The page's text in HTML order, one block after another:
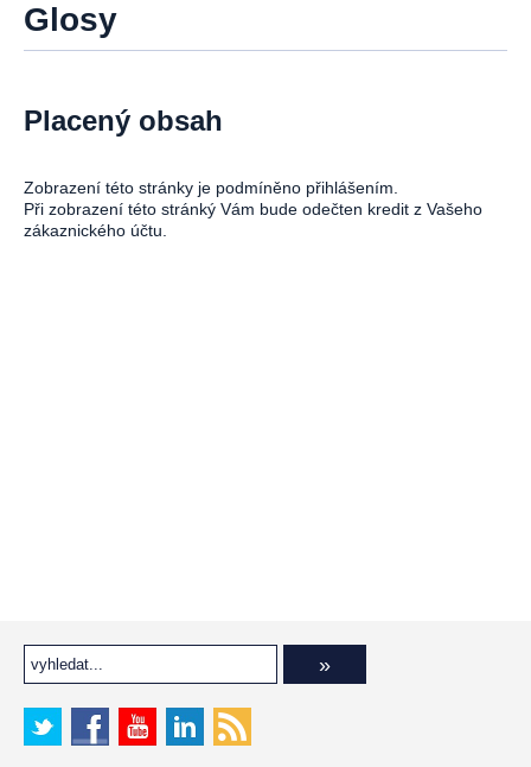
Glosy
Placený obsah
Zobrazení této stránky je podmíněno přihlášením.
Při zobrazení této stránký Vám bude odečten kredit z Vašeho
zákaznického účtu.